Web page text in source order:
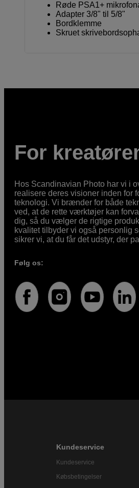
Røde PSA1+
Adapter 3/8" til 5/8"
Bordklemme
Skruet
For
Hos Scandinavian Photo har vi i
realisere deres visioner inden for
teknologi. Vi brænder for både
ved, at de rette værktøjer kan
dig, så du vælger de rigtige
kvalitet tilbyder vi også personlig
sikrer vi, at du får det udstyr, der
Følg os:
Kundeservice
Kundeservice
Købsbetingelser